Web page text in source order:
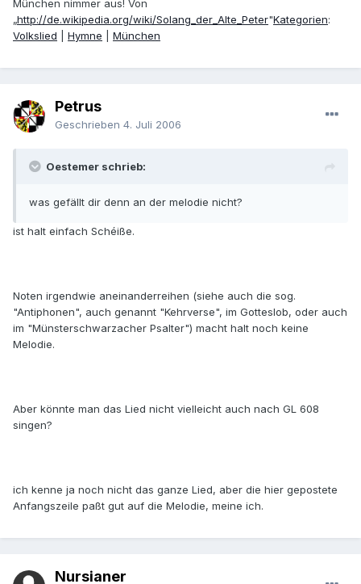
München nimmer aus! Von
„http://de.wikipedia.org/wiki/Solang_der_Alte_Peter"Kategorien:
Volkslied
Hymne München
Petrus
Geschrieben 4. Juli 2006
Oestemer schrieb:
was gefällt dir denn an der melodie nicht?
ist halt einfach Schéiße.
Noten irgendwie aneinanderreihen (siehe auch die sog.
"Antiphonen", auch genannt "Kehrverse", im Gotteslob, oder auch
im "Münsterschwarzacher Psalter") macht halt noch keine
Melodie.
Aber könnte man das Lied nicht vielleicht auch nach GL 608
singen?
ich kenne ja noch nicht das ganze Lied, aber die hier gepostete
Anfangszeile paßt gut auf die Melodie, meine ich.
Nursianer